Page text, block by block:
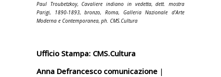
Paul Troubetzkoy, Cavaliere indiano in vedetta, dett. mostra
Parigi, 1890-1893, bronzo, Roma, Galleria Nazionale d’Arte
Moderna e Contemporanea, ph. CMS.Cultura
Ufficio Stampa: CMS.Cultura
Anna Defrancesco comunicazione |